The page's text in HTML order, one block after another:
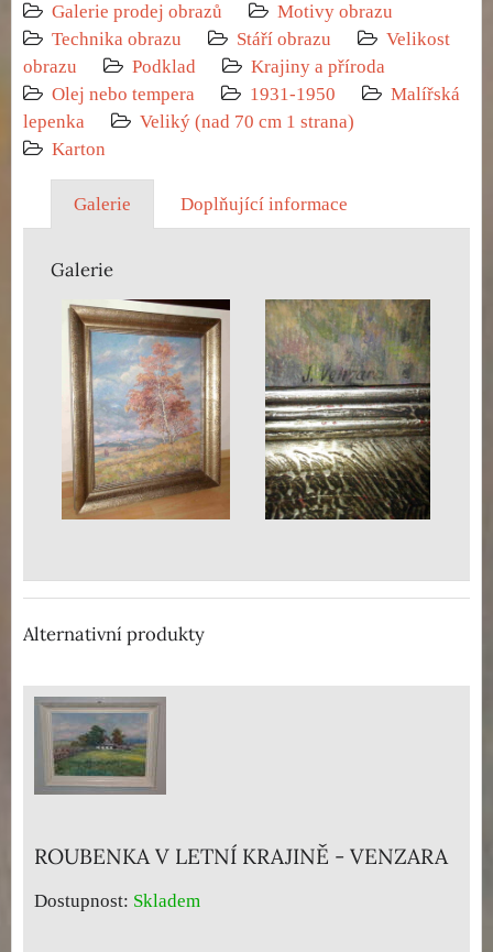
Galerie prodej obrazů
Motivy obrazu
Technika obrazu
Stáří obrazu
Velikost
obrazu
Podklad
Krajiny a příroda
Olej nebo tempera
1931-1950
Malířská
lepenka
Veliký (nad 70 cm 1 strana)
Karton
Galerie Doplňující informace
Galerie
Alternativní produkty
ROUBENKA V LETNÍ KRAJINĚ - VENZARA
Dostupnost: Skladem